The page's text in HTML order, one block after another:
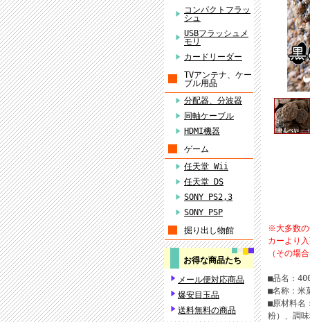
コンパクトフラッ
シュ
USBフラッシュメ
モリ
カードリーダー
TVアンテナ、ケー
ブル用品
分配器、分波器
同軸ケーブル
HDMI機器
ゲーム
任天堂 Wii
任天堂 DS
SONY PS2,3
SONY PSP
掘り出し物館
お得な商品たち
メール便対応商品
爆安目玉品
送料無料の商品
※大多数の
カーより
（その場
■品名：
■名称：米
■原材料名
粉）、調